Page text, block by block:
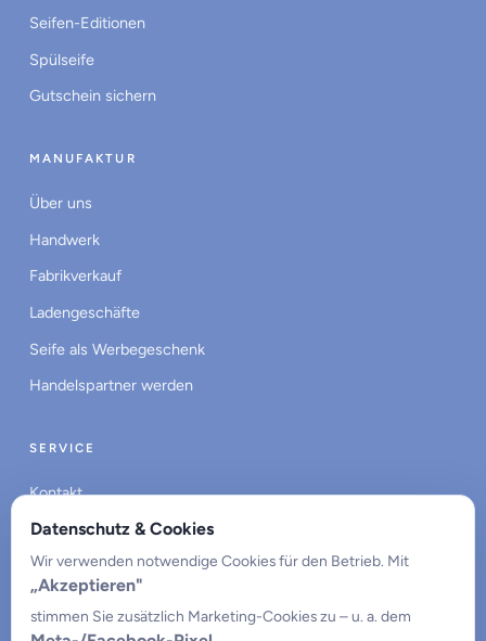
Seifen-Editionen
Spülseife
Gutschein sichern
MANUFAKTUR
Über uns
Handwerk
Fabrikverkauf
Ladengeschäfte
Seife als Werbegeschenk
Handelspartner werden
SERVICE
Kontakt
Impressum
Datenschutz
Cookie-Einstellungen
Datenschutz & Cookies
Wir verwenden notwendige Cookies für den Betrieb. Mit
„Akzeptieren"
stimmen Sie zusätzlich Marketing-Cookies zu – u. a. dem